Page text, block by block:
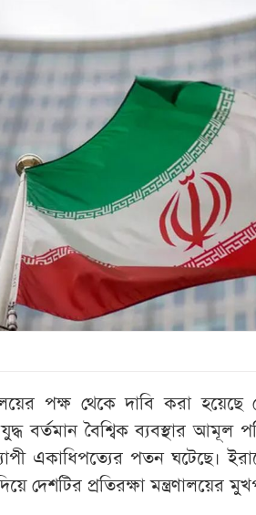
পক্ষ থেকে দাবি করা
বর্তমান বৈশ্বিক ব্যবস্থার আমূল
একাধিপত্যের পতন ঘটেছে।
দেশটির প্রতিরক্ষা মন্ত্রণালয়ের